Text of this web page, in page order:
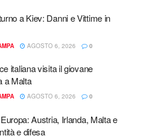
a Kiev: Danni e Vittime in
AGOSTO 6, 2026 0
italiana visita il giovane
a Malta
AGOSTO 6, 2026 0
Austria, Irlanda, Malta e
e difesa